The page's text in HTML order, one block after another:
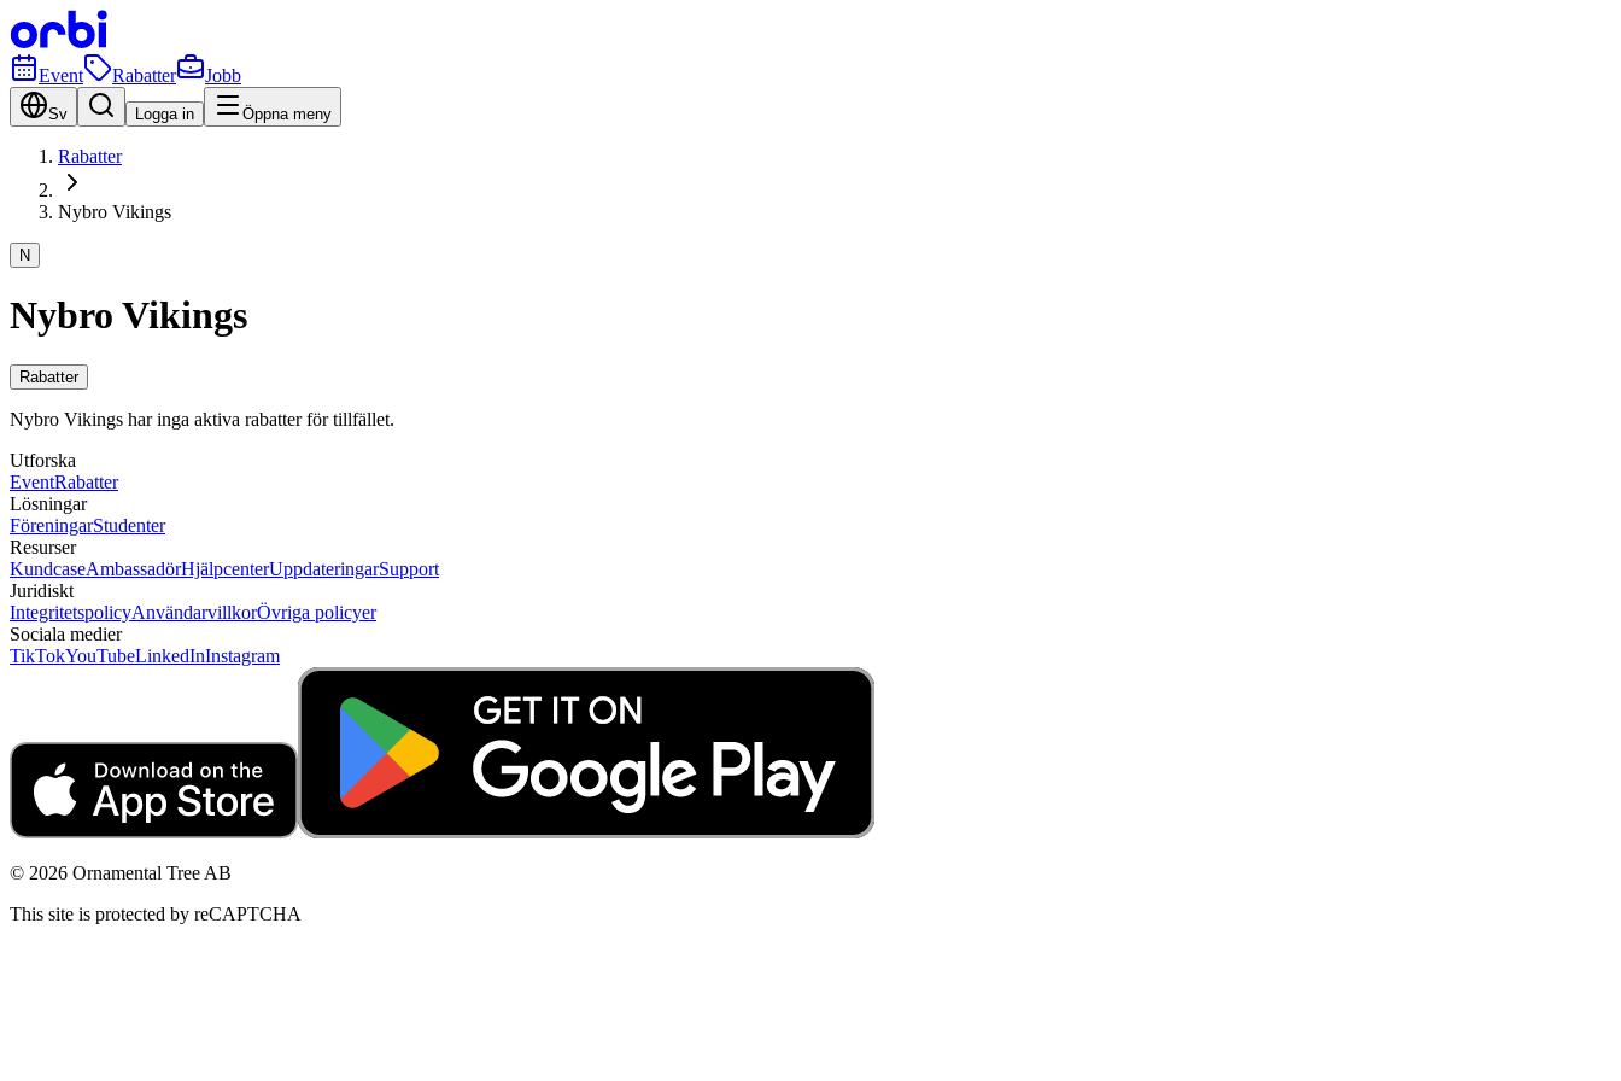
Event Rabatter Jobb
Sv Logga in Öppna meny
Rabatter
Nybro Vikings
N
Nybro Vikings
Rabatter
Nybro Vikings har inga aktiva rabatter för tillfället.
Utforska
EventRabatter
Lösningar
FöreningarStudenter
Resurser
KundcaseAmbassadörHjälpcenterUppdateringarSupport
Juridiskt
IntegritetspolicyAnvändarvillkorÖvriga policyer
Sociala medier
TikTokYouTubeLinkedInInstagram
© 2026 Ornamental Tree AB
This site is protected by reCAPTCHA